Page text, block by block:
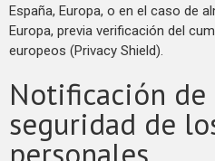
España, Europa, o en el caso de
Europa, previa verificación del
europeos (Privacy Shield).
Notificación de
seguridad de